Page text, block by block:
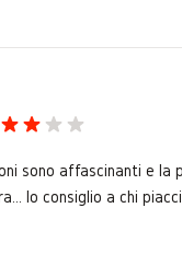
sono affascinanti e la
lo consiglio a chi